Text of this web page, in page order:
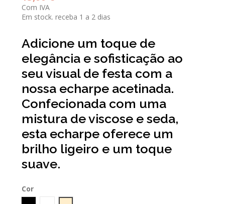
Com IVA
Em stock. receba 1 a 2 dias
Adicione um toque de
elegância e sofisticação ao
seu visual de festa com a
nossa echarpe acetinada.
Confecionada com uma
mistura de viscose e seda,
esta echarpe oferece um
brilho ligeiro e um toque
suave.
Cor